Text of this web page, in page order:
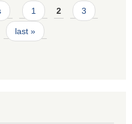
1 2 3
last »